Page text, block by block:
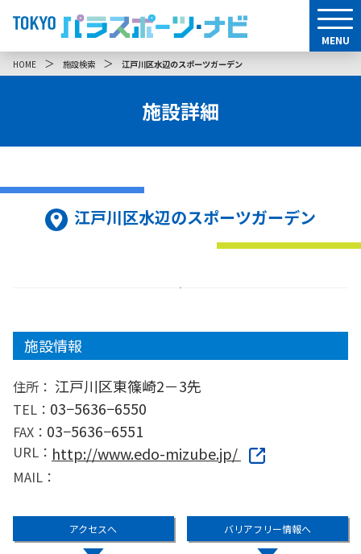
MENU
HOME ＞ 施設検索 ＞ 江戸川区水辺のスポーツガーデン
施設詳細
江戸川区水辺のスポーツガーデン
施設情報
住所： 江戸川区東篠崎2－3先
TEL： 03−5636−6550
FAX： 03−5636−6551
URL： http://www.edo-mizube.jp/
MAIL：
アクセスへ バリアフリー情報へ